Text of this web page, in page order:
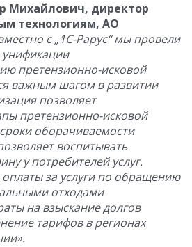
Михайлович, директор
технологиям, АО
с „1С-Рарус“ мы провели
претензионно-исковой
важным шагом в развитии
позволяет
претензионно-исковой
оборачиваемости
воспитывать
у потребителей услуг.
за услуги по обращению
отходами
на взыскание долгов
тарифов в регионах